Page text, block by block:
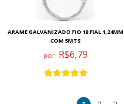
ARAME GALVANIZADO FIO 18 FIAL 1,24MM
COM 5MTS
por: R$6,79